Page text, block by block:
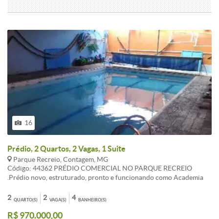
16
Prédio, 2 Quartos, 2 Vagas, 1 Suite
Parque Recreio, Contagem, MG
Código: 44362 PRÉDIO COMERCIAL NO PARQUE RECREIO
.Prédio novo, estruturado, pronto e funcionando como Academia
aproximadamente 70 m2 cada , espelhados , com barras de
exercícios, recepção, almoxarifado, vestiários masculino e
femininos completos com chuveiros de água quente . Piscina para
QUARTO(S)
2 VAGA(S)
2 BANHEIRO(S)
4
R$ 970.000,00